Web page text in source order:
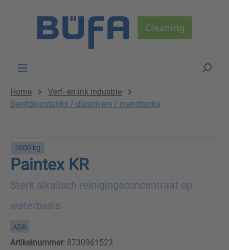
Home
Verf- en ink industrie
Bereidingstanks / dissolvers / mengtanks
1000 kg
Paintex KR
Sterk alkalisch reinigingsconcentraat op
waterbasis
ADR
Artikelnummer: 8730961523